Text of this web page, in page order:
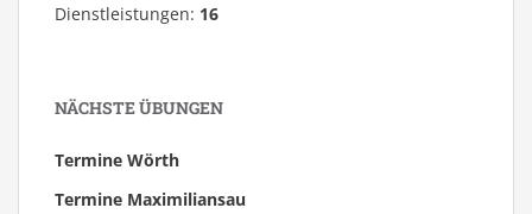
Dienstleistungen: 16
NÄCHSTE ÜBUNGEN
Termine Wörth
Termine Maximiliansau